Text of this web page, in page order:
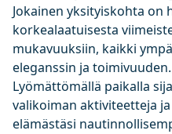
Jokainen yksityiskohta on
korkealaatuisesta
mukavuuksiin, kaikki
eleganssin ja toimivuuden.
Lyömättömällä paikalla
valikoiman aktiviteetteja
elämästäsi